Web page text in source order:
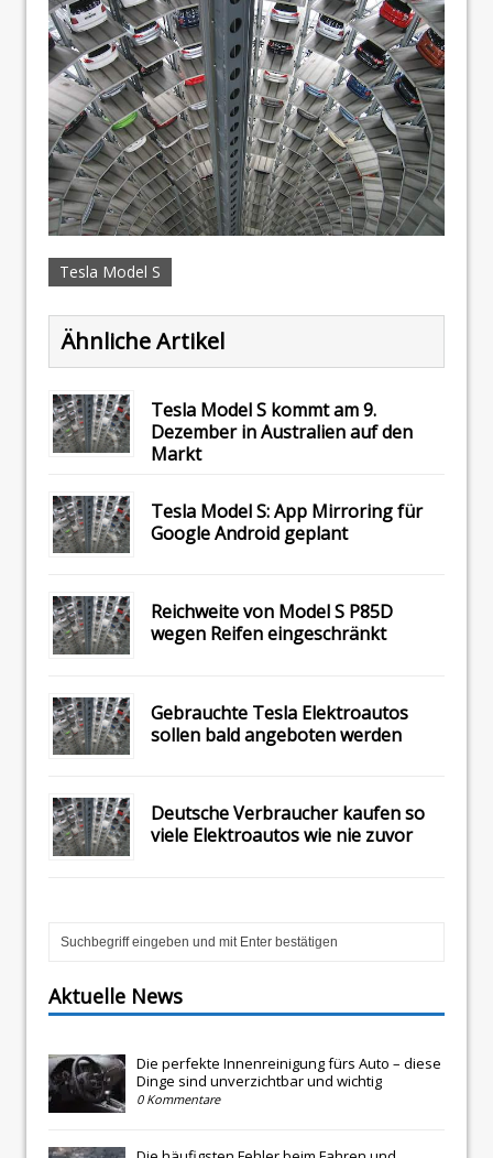
Tesla Model S
Ähnliche Artikel
Tesla Model S kommt am 9.
Dezember in Australien auf den
Markt
Tesla Model S: App Mirroring für
Google Android geplant
Reichweite von Model S P85D
wegen Reifen eingeschränkt
Gebrauchte Tesla Elektroautos
sollen bald angeboten werden
Deutsche Verbraucher kaufen so
viele Elektroautos wie nie zuvor
Aktuelle News
Die perfekte Innenreinigung fürs Auto – diese
Dinge sind unverzichtbar und wichtig
0 Kommentare